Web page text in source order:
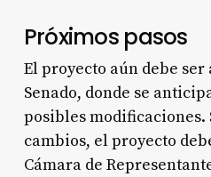
Próximos pasos
El proyecto aún debe
Senado, donde se
posibles modificaciones.
cambios, el proyecto
Cámara de